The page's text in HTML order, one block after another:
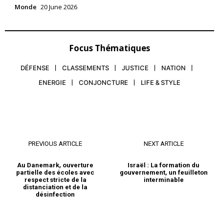
Monde 20 June 2026
Focus Thématiques
DÉFENSE CLASSEMENTS JUSTICE
NATION
ENERGIE
CONJONCTURE LIFE & STYLE
PREVIOUS ARTICLE
Au Danemark, ouverture
partielle des écoles avec
respect stricte de la
distanciation et de la
désinfection
NEXT ARTICLE
Israël : La formation du
gouvernement, un feuilleton
interminable